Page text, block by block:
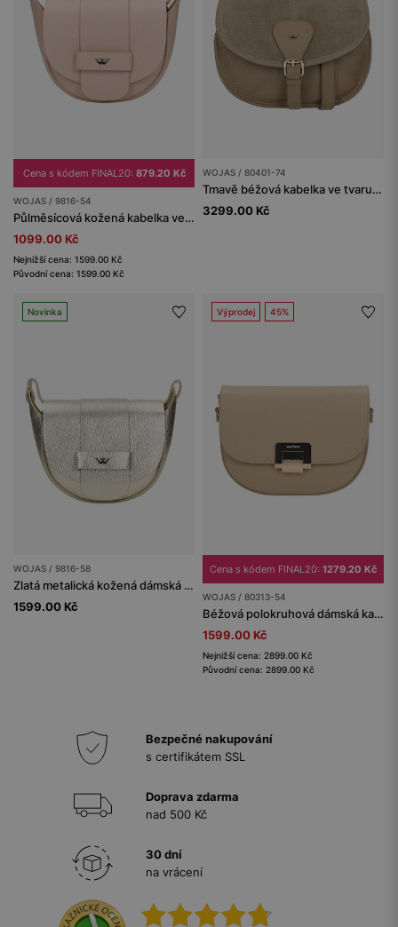
Cena s kódem FINAL20: 879.20 Kč
WOJAS / 9816-54
Půlměsícová kožená kabelka ve světle růžové barvě
1099.00 Kč
Nejnižší cena: 1599.00 Kč
Původní cena: 1599.00 Kč
WOJAS / 80401-74
Tmavě béžová kabelka ve tvaru půlměsíce
3299.00 Kč
Novinka
WOJAS / 9816-58
Zlatá metalická kožená dámská kabelka
1599.00 Kč
Výprodej 45%
Cena s kódem FINAL20: 1279.20 Kč
WOJAS / 80313-54
Béžová polokruhová dámská kabelka
1599.00 Kč
Nejnižší cena: 2899.00 Kč
Původní cena: 2899.00 Kč
Bezpečné nakupování
s certifikátem SSL
Doprava zdarma
nad 500 Kč
30 dní
na vrácení